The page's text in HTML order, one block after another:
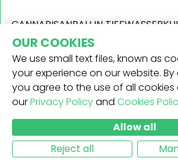
CANNABISANBAU IN
OUR COOKIES
We use small text files, known as
your experience on our website. By
you agree to the use of all cookies
ourPrivacy Policyand Cookies
Allow all
Reject all